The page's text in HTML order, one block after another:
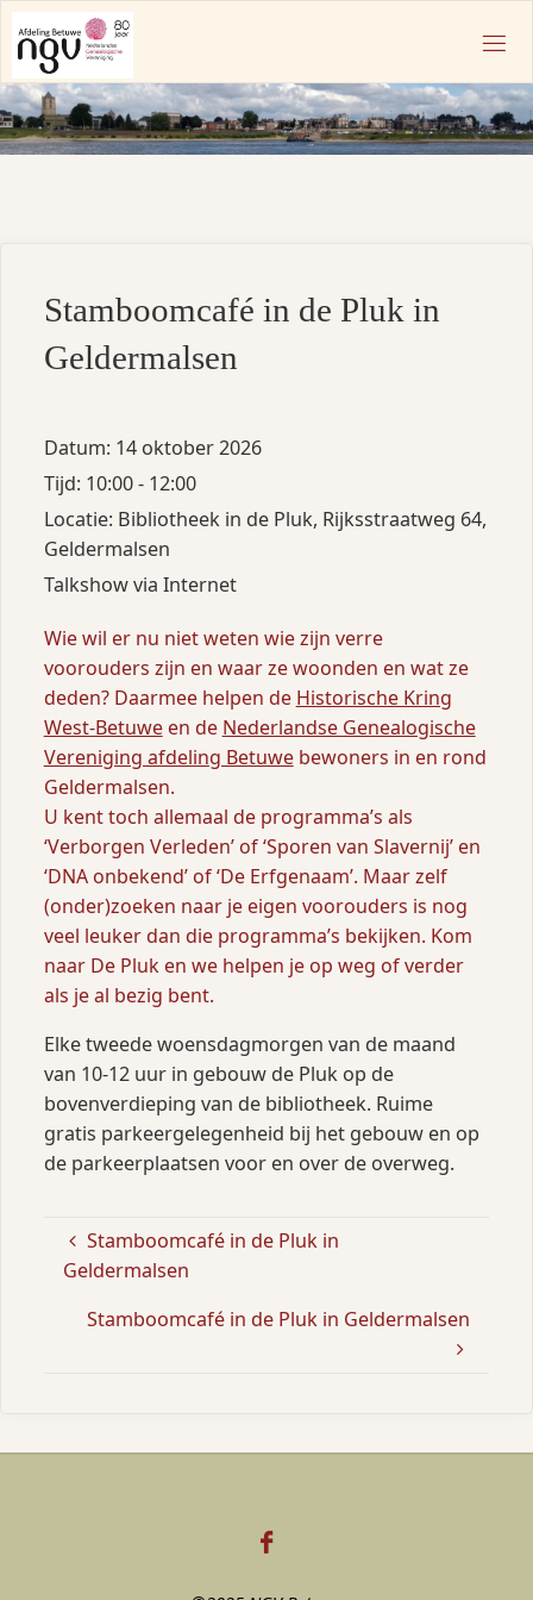
naar
inhoud
V
A
G
B
E
E
Stamboomcafé in de Pluk in
Geldermalsen
Datum: 14 oktober 2026
Tijd: 10:00 - 12:00
Locatie: Bibliotheek in de Pluk, Rijksstraatweg 64,
Geldermalsen
Talkshow via Internet
Wie wil er nu niet weten wie zijn verre
voorouders zijn en waar ze woonden en wat ze
deden? Daarmee helpen de Historische Kring
West-Betuween de Nederlandse Genealogische
Vereniging afdeling Betuwebewoners in en rond
Geldermalsen.
U kent toch allemaal de programma’s als
‘Verborgen Verleden’ of ‘Sporen van Slavernij’ en
‘DNA onbekend’ of ‘De Erfgenaam’. Maar zelf
(onder)zoeken naar je eigen voorouders is nog
veel leuker dan die programma’s bekijken. Kom
naar De Pluk en we helpen je op weg of verder
als je al bezig bent.
Elke tweede woensdagmorgen van de maand
van 10-12 uur in gebouw de Pluk op de
bovenverdieping van de bibliotheek. Ruime
gratis parkeergelegenheid bij het gebouw en op
de parkeerplaatsen voor en over de overweg.
Stamboomcafé in de Pluk in
Geldermalsen
Stamboomcafé in de Pluk in Geldermalsen